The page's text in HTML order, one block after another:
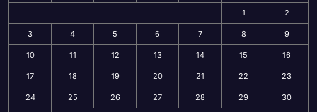
1 2
3 4 5 6 7 8 9
10 11 12 13 14 15 16
17 18 19 20 21 22 23
24 25 26 27 28 29 30